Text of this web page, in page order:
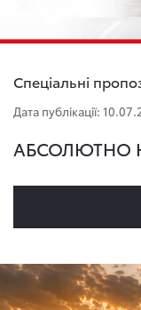
Спеціальні
Дата публікації:
АБСОЛЮТНО